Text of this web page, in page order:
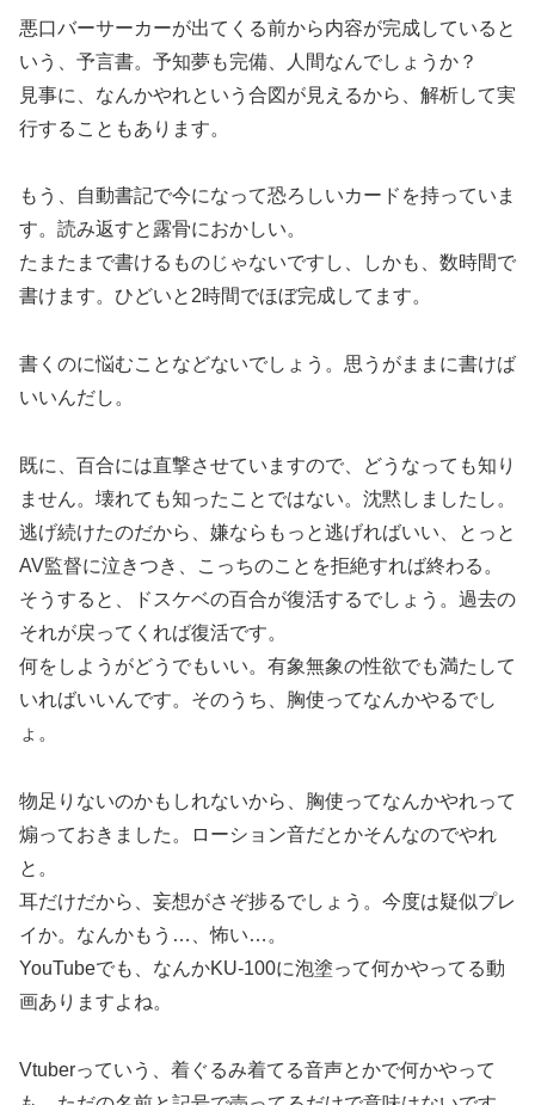
悪口バーサーカーが出てくる前から内容が完成していると
いう、予言書。予知夢も完備、人間なんでしょうか？
見事に、なんかやれという合図が見えるから、解析して実
行することもあります。
もう、自動書記で今になって恐ろしいカードを持っていま
す。読み返すと露骨におかしい。
たまたまで書けるものじゃないですし、しかも、数時間で
書けます。ひどいと2時間でほぼ完成してます。
書くのに悩むことなどないでしょう。思うがままに書けば
いいんだし。
既に、百合には直撃させていますので、どうなっても知り
ません。壊れても知ったことではない。沈黙しましたし。
逃げ続けたのだから、嫌ならもっと逃げればいい、とっと
AV監督に泣きつき、こっちのことを拒絶すれば終わる。
そうすると、ドスケベの百合が復活するでしょう。過去の
それが戻ってくれば復活です。
何をしようがどうでもいい。有象無象の性欲でも満たして
いればいいんです。そのうち、胸使ってなんかやるでし
ょ。
物足りないのかもしれないから、胸使ってなんかやれって
煽っておきました。ローション音だとかそんなのでやれ
と。
耳だけだから、妄想がさぞ捗るでしょう。今度は疑似プレ
イか。なんかもう…、怖い…。
YouTubeでも、なんかKU-100に泡塗って何かやってる動
画ありますよね。
Vtuberっていう、着ぐるみ着てる音声とかで何かやって